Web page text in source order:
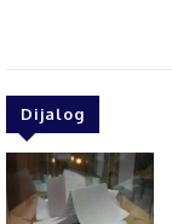
Dijalog